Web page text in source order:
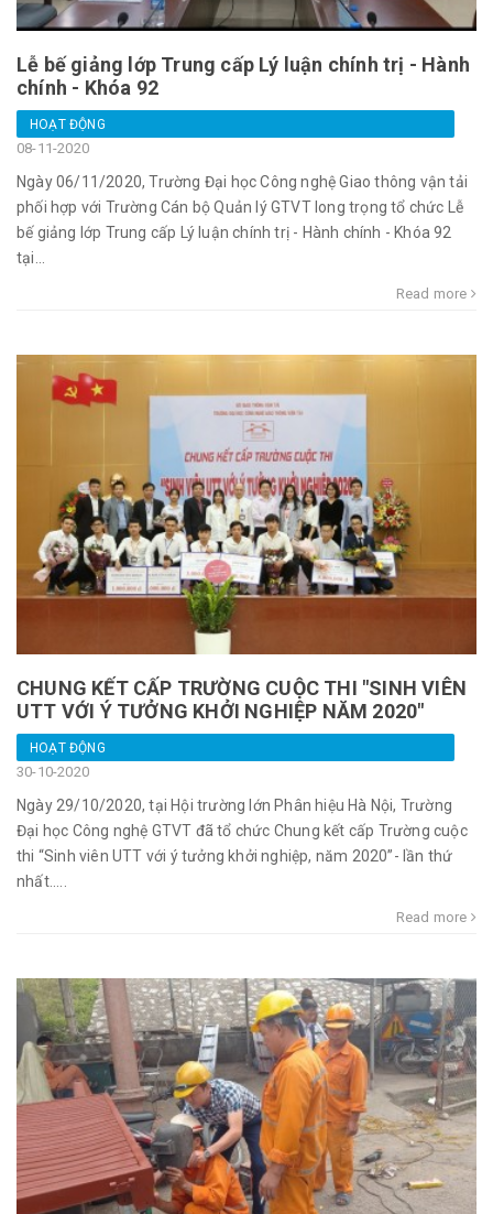
Lễ bế giảng lớp Trung cấp Lý luận chính trị - Hành
chính - Khóa 92
HOẠT ĐỘNG
08-11-2020
Ngày 06/11/2020, Trường Đại học Công nghệ Giao thông vận tải
phối hợp với Trường Cán bộ Quản lý GTVT long trọng tổ chức Lễ
bế giảng lớp Trung cấp Lý luận chính trị - Hành chính - Khóa 92
tại...
Read more
CHUNG KẾT CẤP TRƯỜNG CUỘC THI "SINH VIÊN
UTT VỚI Ý TƯỞNG KHỞI NGHIỆP NĂM 2020"
HOẠT ĐỘNG
30-10-2020
Ngày 29/10/2020, tại Hội trường lớn Phân hiệu Hà Nội, Trường
Đại học Công nghệ GTVT đã tổ chức Chung kết cấp Trường cuộc
thi “Sinh viên UTT với ý tưởng khởi nghiệp, năm 2020”- lần thứ
nhất.....
Read more